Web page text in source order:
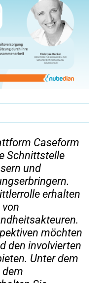
Caseform
Schnittstelle
und
erhalten
möchten
den involvierten
Unter dem
dem